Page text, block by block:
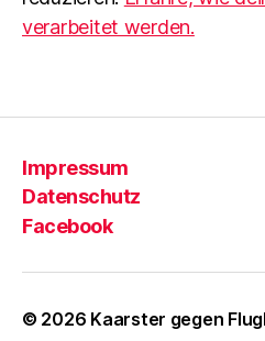
verarbeitet werden.
Impressum
Datenschutz
Facebook
© 2026 Kaarster gegen